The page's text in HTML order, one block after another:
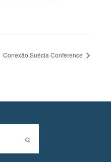
Conexão Suécia Conference